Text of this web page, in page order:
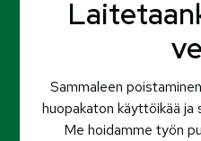
Sammaleen
huopakaton käyttöikää ja
Me hoidamme työn